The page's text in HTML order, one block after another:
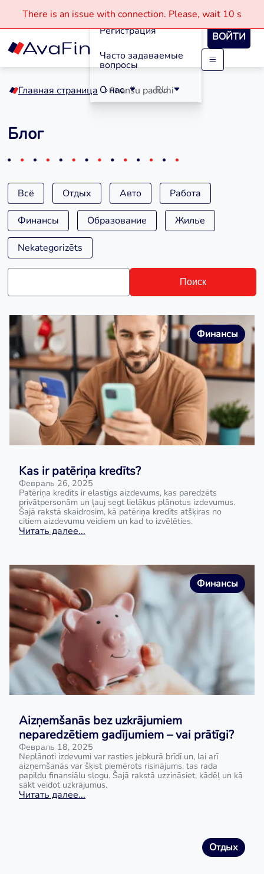
Skip
content
There is an issue with connection. Please, wait 10 s
Регистрация
Часто задаваемые
вопросы
О нас
RU
ВОЙТИ
Главная страница finanšu padomi
Блог
Всё Отдых Авто Работа
Финансы Образование Жилье
Nekategorizēts
Поиск
Финансы
Kas ir patēriņa kredīts?
Февраль 26, 2025
Patēriņa kredīts ir elastīgs aizdevums, kas paredzēts
privātpersonām un ļauj segt lielākus plānotus izdevumus.
Šajā rakstā skaidrosim, kā patēriņa kredīts atšķiras no
citiem aizdevumu veidiem un kad to izvēlēties.
Читать далее...
Финансы
Aizņemšanās bez uzkrājumiem
neparedzētiem gadījumiem – vai prātīgi?
Февраль 18, 2025
Neplānoti izdevumi var rasties jebkurā brīdī un, lai arī
aizņemšanās var šķist piemērots risinājums, tas rada
papildu finansiālu slogu. Šajā rakstā uzzināsiet, kādēļ un kā
sākt veidot uzkrājumus.
Читать далее...
Отдых